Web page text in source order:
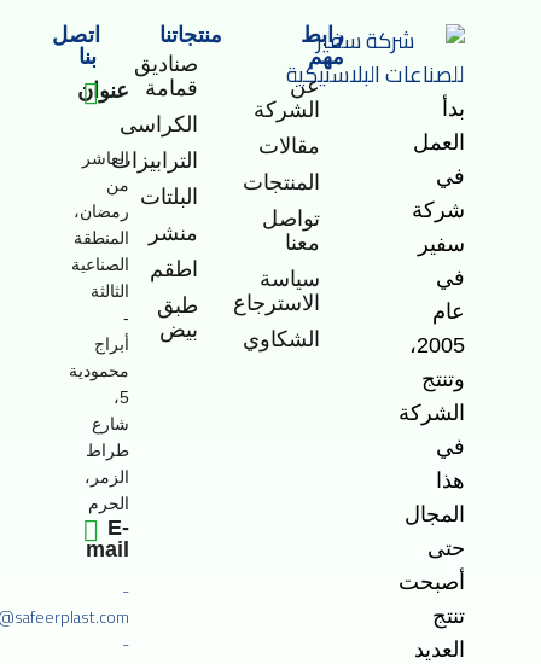
بدأ
العمل
في
شركة
سفير
في
عام
2005،
وتنتج
الشركة
في
هذا
المجال
حتى
أصبحت
تنتج
العديد
رابط
مهم
عن
الشركة
مقالات
المنتجات
تواصل
معنا
سياسة
الاسترجاع
الشكاوي
منتجاتنا
صناديق
قمامة
الكراسى
الترابيزات
البلتات
منشر
اطقم
طبق
بيض
اتصل
بنا
عنوان
-
العاشر
من
رمضان،
المنطقة
الصناعية
الثالثة
-
أبراج
محمودية
5،
شارع
طراط
الزمر،
الحرم
E-
mail
-
-